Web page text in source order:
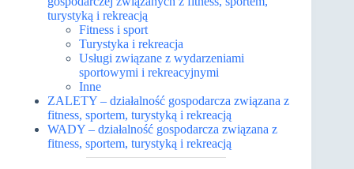
turystyką i rekreacją
Fitness i sport
Turystyka i rekreacja
Usługi związane z wydarzeniami
sportowymi i rekreacyjnymi
Inne
ZALETY – działalność gospodarcza związana z
fitness, sportem, turystyką i rekreacją
WADY – działalność gospodarcza związana z
fitness, sportem, turystyką i rekreacją